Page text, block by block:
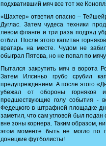
подхвативший мяч все тот же
«Шахтер» ответил опасно –
Дуглас. Затем чудеса техники
левом фланге и три раза подряд
отбил. После этого капитан
вратарь на месте. Чудом не
обыграл Пятова, но не попал по
Пытался закрутить мяч в ворота
Затем Илсиньо грубо срубил
предупреждением. А после этого
убежал от обороны горняков
предшествующие голу события -
Федецкого в штрафной площадке
заметил, что сам угловой был
вне зоны корнера. Таким образом,
этом моменте быть не могло по
донецкие футболисты!